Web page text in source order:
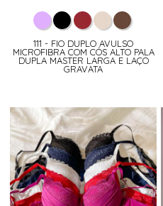
111 - FIO DUPLO AVULSO
MICROFIBRA COM CÓS ALTO PALA
DUPLA MASTER LARGA E LAÇO
GRAVATA